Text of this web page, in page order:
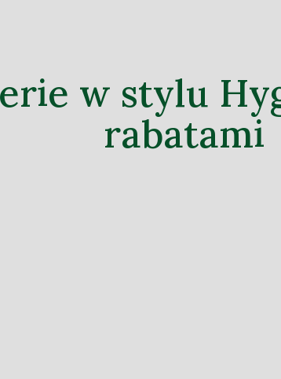
w stylu
rabatami